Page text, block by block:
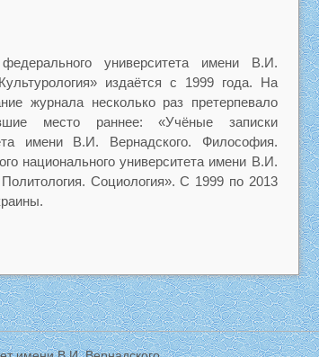
университета имени В.И.
издаётся с 1999 года. На
журнала несколько раз претерпевало
место раннее: «Учёные записки
имени В.И. Вернадского. Философия.
национального университета имени В.И.
Социология». С 1999 по 2013